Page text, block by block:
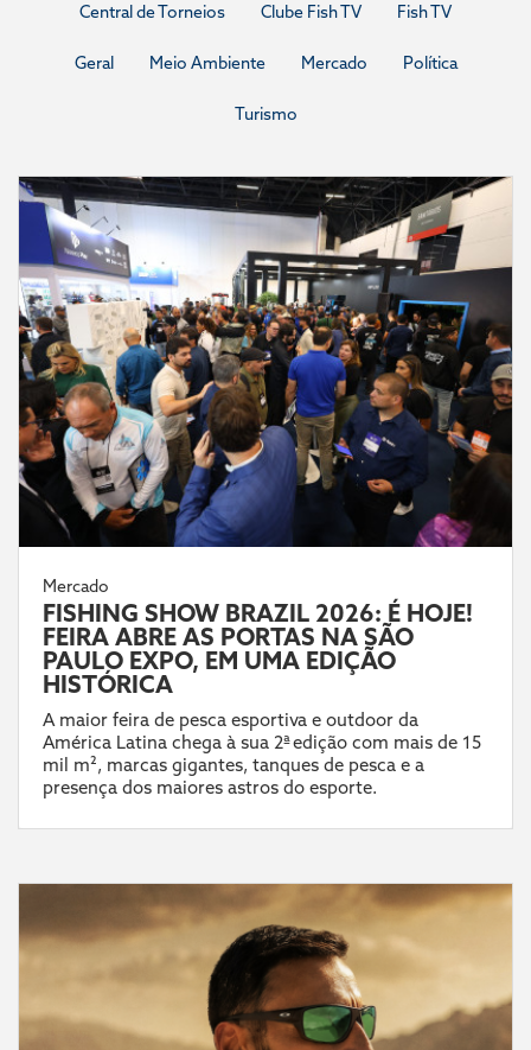
Central de Torneios Clube Fish TV Fish TV
Geral Meio Ambiente Mercado Política
Turismo
Mercado
FISHING SHOW BRAZIL 2026: É HOJE!
FEIRA ABRE AS PORTAS NA SÃO
PAULO EXPO, EM UMA EDIÇÃO
HISTÓRICA
A maior feira de pesca esportiva e outdoor da
América Latina chega à sua 2ª edição com mais de 15
mil m², marcas gigantes, tanques de pesca e a
presença dos maiores astros do esporte.